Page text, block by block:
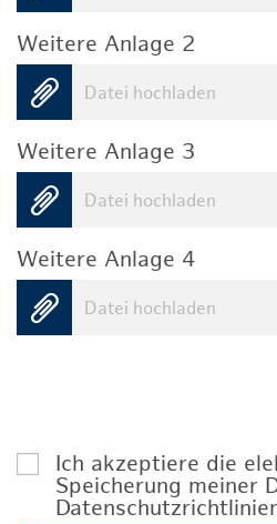
Weitere Anlage 2
Datei hochladen
Weitere Anlage 3
Datei hochladen
Weitere Anlage 4
Datei hochladen
Ich akzeptiere die
Speicherung meiner